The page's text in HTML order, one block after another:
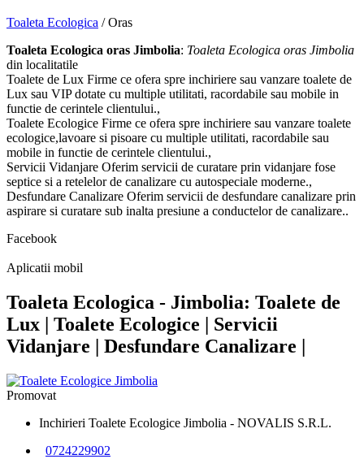
Toaleta Ecologica /Oras
Toaleta Ecologica oras Jimbolia: Toaleta Ecologica oras Jimbolia
din localitatile
Toalete de Lux Firme ce ofera spre inchiriere sau vanzare toalete de
Lux sau VIP dotate cu multiple utilitati, racordabile sau mobile in
functie de cerintele clientului.,
Toalete Ecologice Firme ce ofera spre inchiriere sau vanzare toalete
ecologice,lavoare si pisoare cu multiple utilitati, racordabile sau
mobile in functie de cerintele clientului.,
Servicii Vidanjare Oferim servicii de curatare prin vidanjare fose
septice si a retelelor de canalizare cu autospeciale moderne.,
Desfundare Canalizare Oferim servicii de desfundare canalizare prin
aspirare si curatare sub inalta presiune a conductelor de canalizare..
Facebook
Aplicatii mobil
Toaleta Ecologica - Jimbolia: Toalete de
Lux | Toalete Ecologice | Servicii
Vidanjare | Desfundare Canalizare |
Promovat
Inchirieri Toalete Ecologice Jimbolia - NOVALIS S.R.L.
0724229902